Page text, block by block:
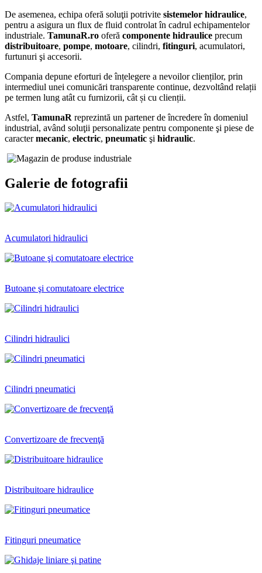
De asemenea, echipa oferă soluţii potrivite sistemelor hidraulice,
pentru a asigura un flux de fluid controlat în cadrul echipamentelor
industriale. TamunaR.ro oferă componente hidraulice precum
distribuitoare, pompe, motoare, cilindri, fitinguri, acumulatori,
furtunuri şi accesorii.
Compania depune eforturi de înțelegere a nevoilor clienților, prin
intermediul unei comunicări transparente continue, dezvoltând relații
pe termen lung atât cu furnizorii, cât și cu clienții.
Astfel, TamunaR reprezintă un partener de încredere în domeniul
industrial, având soluţii personalizate pentru componente şi piese de
caractermecanic, electric, pneumatic şi hidraulic.
Galerie de fotografii
Acumulatori hidraulici
Butoane şi comutatoare electrice
Cilindri hidraulici
Cilindri pneumatici
Convertizoare de frecvenţă
Distribuitoare hidraulice
Fitinguri pneumatice